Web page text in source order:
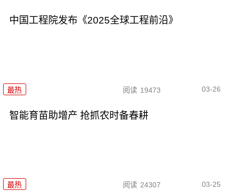
中国工程院发布《2025全球工程前沿》
最热 阅读 19473 03-26
智能育苗助增产 抢抓农时备春耕
最热 阅读 24307 03-25